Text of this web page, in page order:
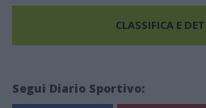
CLASSIFICA E
Segui Diario Sportivo: